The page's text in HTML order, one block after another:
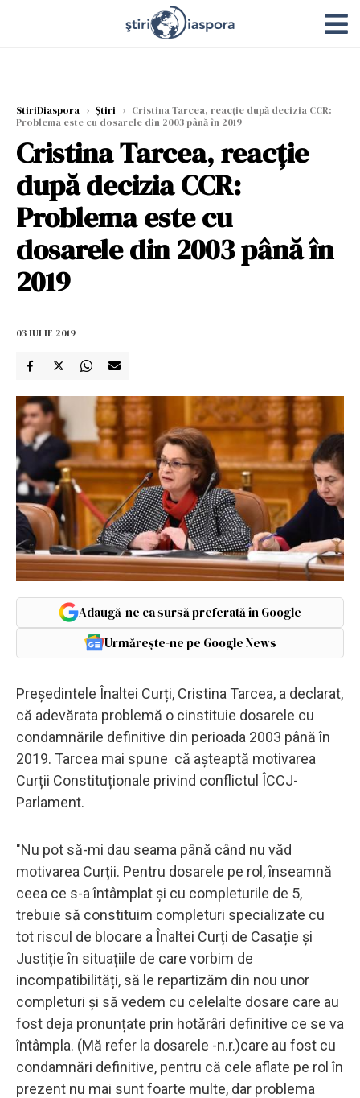
StiriDiaspora › Știri › Cristina Tarcea, reacție după decizia CCR:
Problema este cu dosarele din 2003 până în 2019
Cristina Tarcea, reacție
după decizia CCR:
Problema este cu
dosarele din 2003 până în
2019
03 IULIE 2019
Adaugă-ne ca sursă preferată în Google
Urmărește-ne pe Google News
Președintele Înaltei Curți, Cristina Tarcea, a declarat,
că adevărata problemă o cinstituie dosarele cu
condamnările definitive din perioada 2003 până în
2019. Tarcea mai spune că așteaptă motivarea
Curții Constituționale privind conflictul ÎCCJ-
Parlament.
"Nu pot să-mi dau seama până când nu văd
motivarea Curții. Pentru dosarele pe rol, înseamnă
ceea ce s-a întâmplat și cu completurile de 5,
trebuie să constituim completuri specializate cu
tot riscul de blocare a Înaltei Curți de Casație și
Justiție în situațiile de care vorbim de
incompatibilități, să le repartizăm din nou unor
completuri și să vedem cu celelalte dosare care au
fost deja pronunțate prin hotărâri definitive ce se va
întâmpla. (Mă refer la dosarele -n.r.)care au fost cu
condamnări definitive, pentru că cele aflate pe rol în
prezent nu mai sunt foarte multe, dar problema